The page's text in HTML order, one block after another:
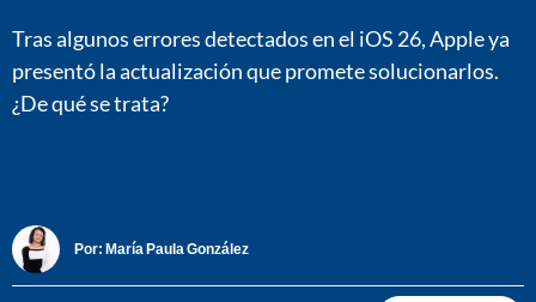
Tras algunos errores detectados en el iOS 26, Apple ya
presentó la actualización que promete solucionarlos.
¿De qué se trata?
Por: María Paula González